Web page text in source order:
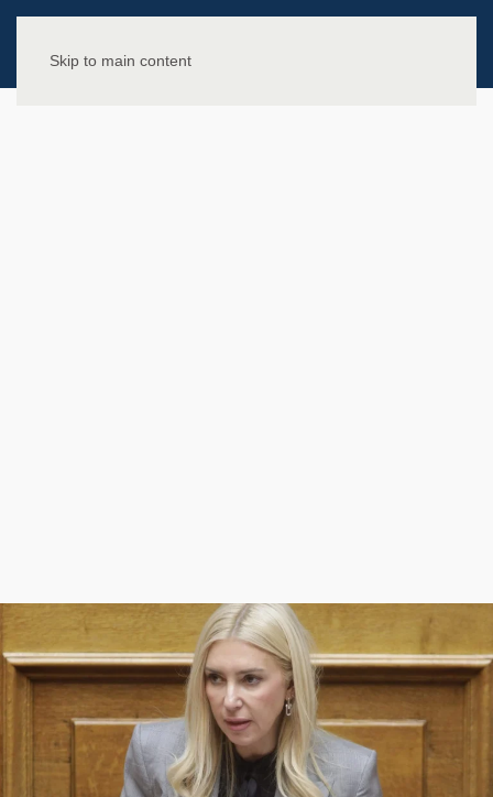
Skip to main content